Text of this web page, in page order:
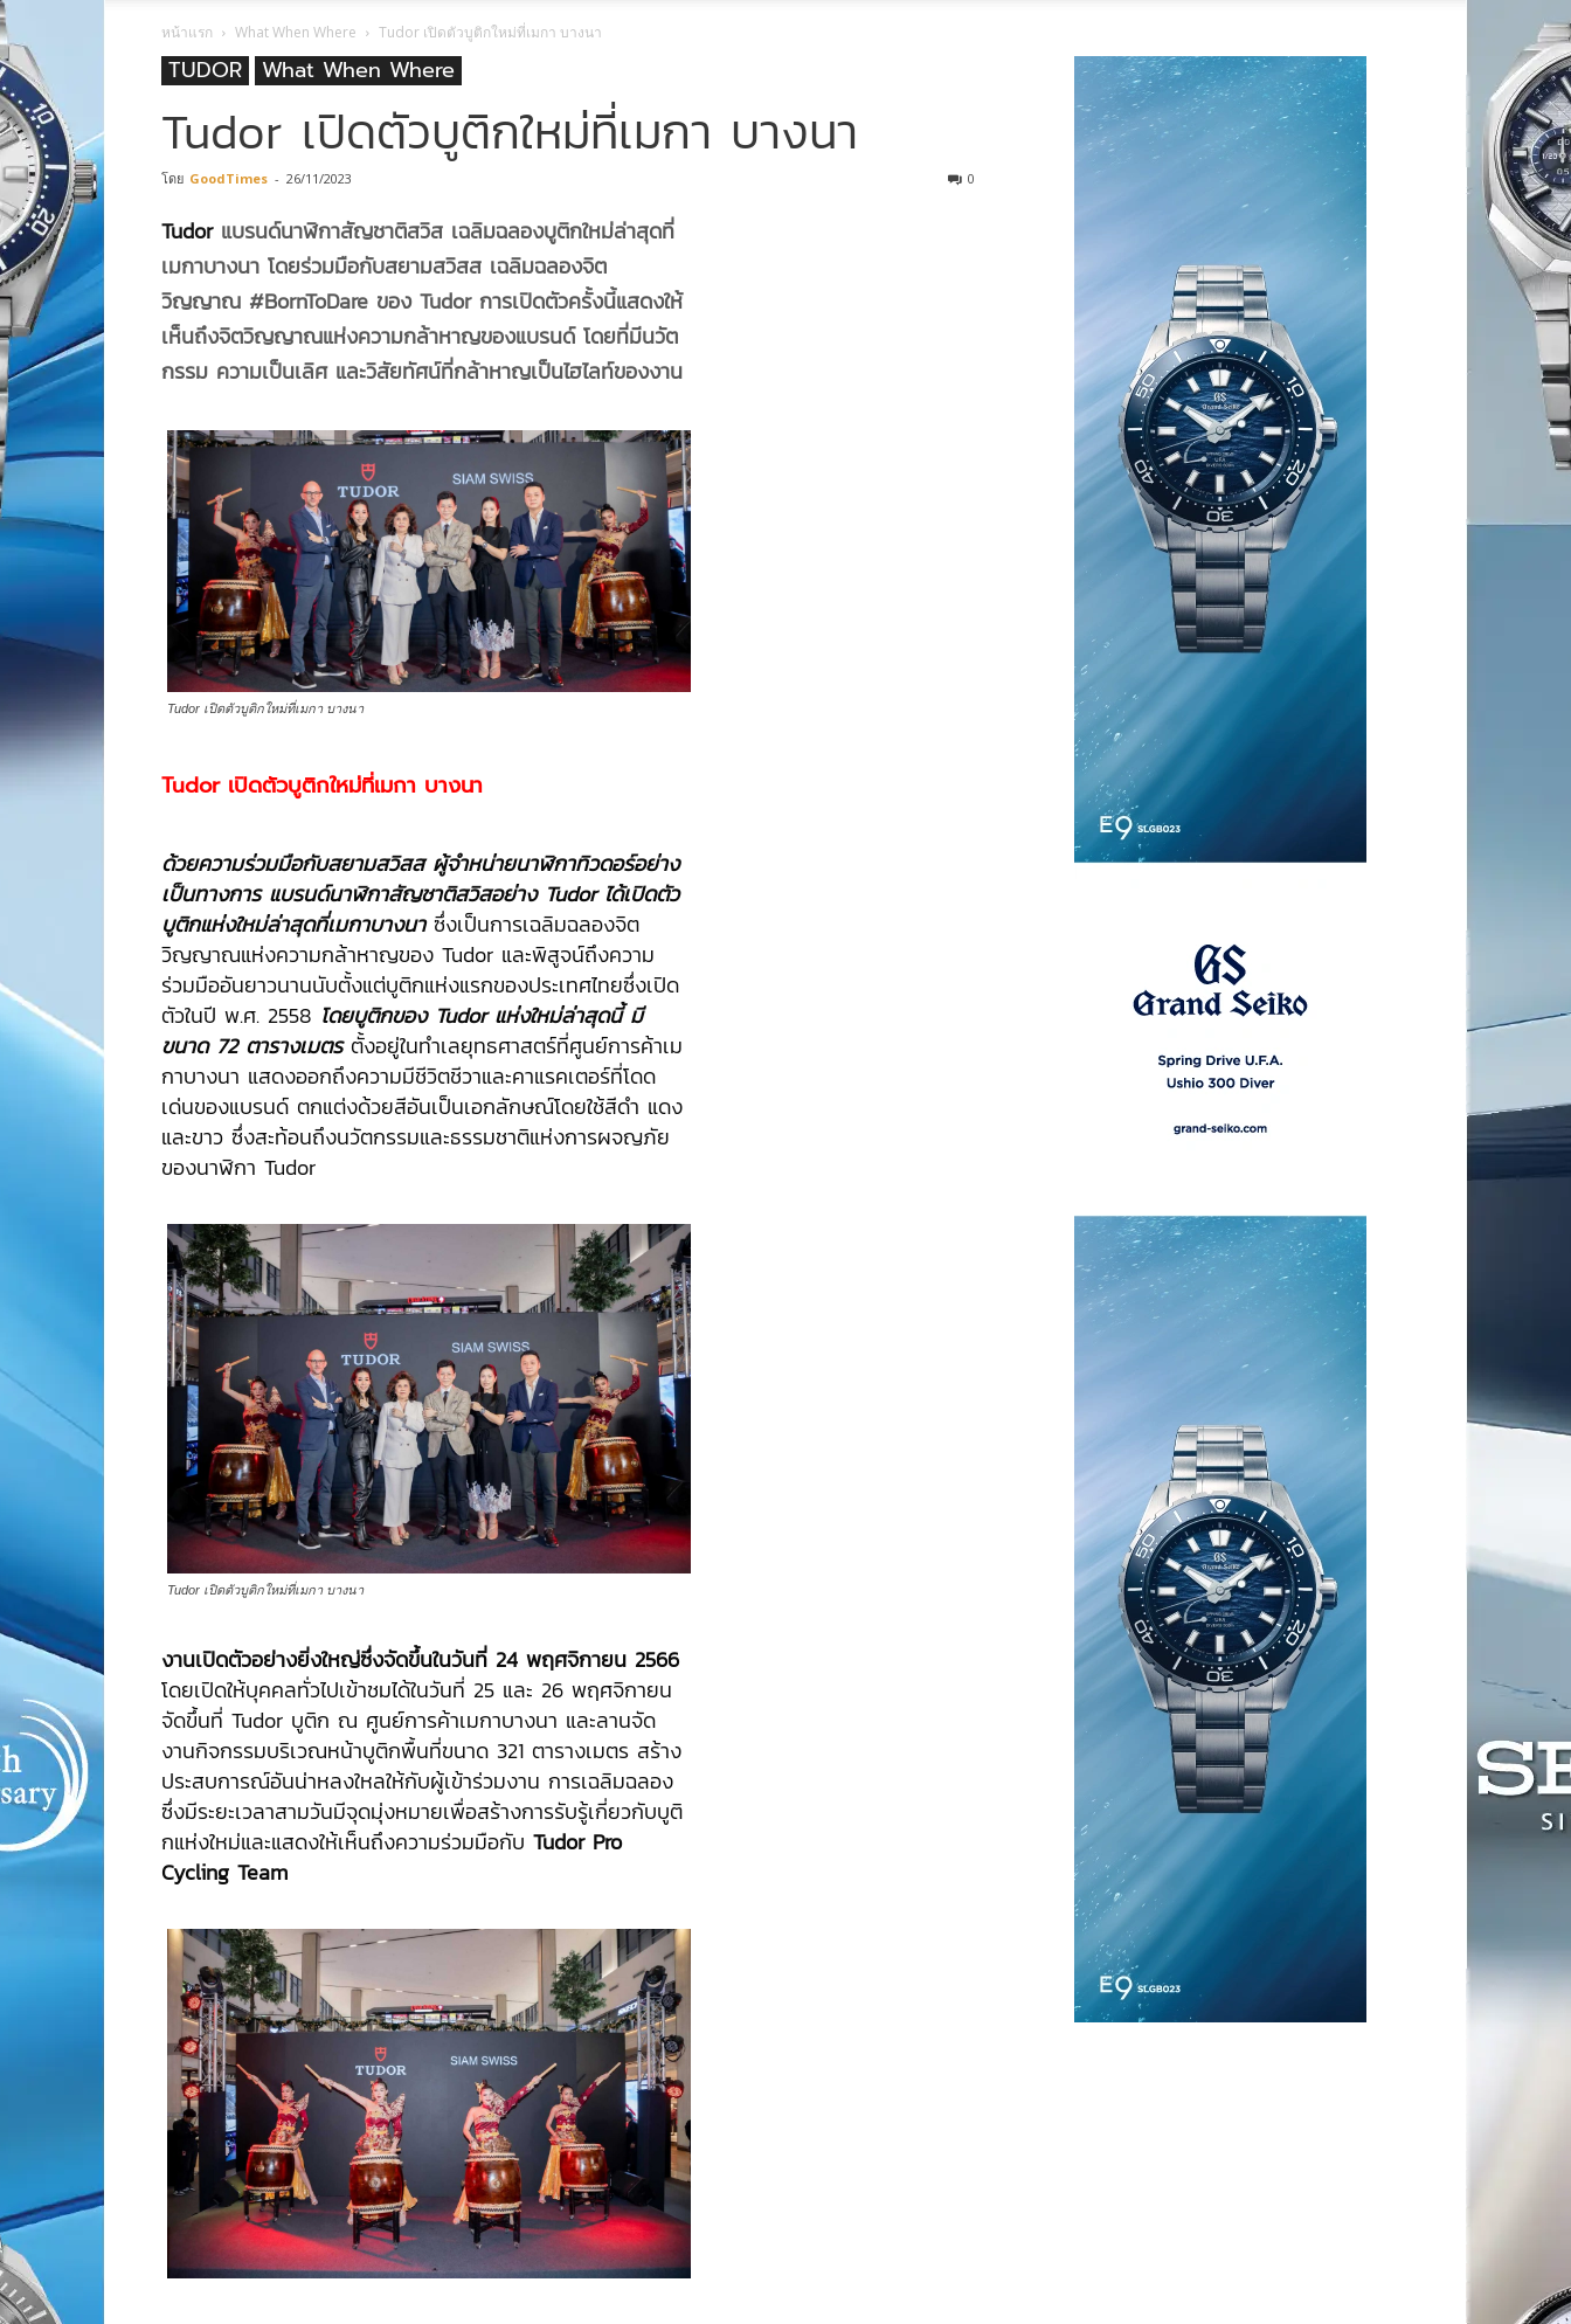
หน้าแรก What When Where Tudor เปิดตัวบูติกใหม่ที่เมกา บางนา
TUDOR What When Where
Tudor เปิดตัวบูติกใหม่ที่เมกา บางนา
โดย GoodTimes - 26/11/2023 0
Tudorแบรนด์นาฬิกาสัญชาติสวิส เฉลิมฉลองบูติกใหม่ล่าสุดที่
เมกาบางนา โดยร่วมมือกับสยามสวิสส เฉลิมฉลองจิต
วิญญาณ #BornToDare ของ Tudorการเปิดตัวครั้งนี้แสดงให้
เห็นถึงจิตวิญญาณแห่งความกล้าหาญของแบรนด์ โดยที่มีนวัต
กรรม ความเป็นเลิศ และวิสัยทัศน์ที่กล้าหาญเป็นไฮไลท์ของงาน
Tudor เปิดตัวบูติกใหม่ที่เมกา บางนา
Tudor เปิดตัวบูติกใหม่ที่เมกา บางนา
ด้วยความร่วมมือกับสยามสวิสส ผู้จำหน่ายนาฬิกาทิวดอร์อย่าง
เป็นทางการ แบรนด์นาฬิกาสัญชาติสวิสอย่าง Tudor ได้เปิดตัว
บูติกแห่งใหม่ล่าสุดที่เมกาบางนาซึ่งเป็นการเฉลิมฉลองจิต
วิญญาณแห่งความกล้าหาญของ Tudor และพิสูจน์ถึงความ
ร่วมมืออันยาวนานนับตั้งแต่บูติกแห่งแรกของประเทศไทยซึ่งเปิด
ตัวในปี พ.ศ. 2558 โดยบูติกของ Tudor แห่งใหม่ล่าสุดนี้ มี
ขนาด 72 ตารางเมตรตั้งอยู่ในทำเลยุทธศาสตร์ที่ศูนย์การค้าเม
กาบางนา แสดงออกถึงความมีชีวิตชีวาและคาแรคเตอร์ที่โดด
เด่นของแบรนด์ ตกแต่งด้วยสีอันเป็นเอกลักษณ์โดยใช้สีดำ แดง
และขาว ซึ่งสะท้อนถึงนวัตกรรมและธรรมชาติแห่งการผจญภัย
ของนาฬิกา Tudor
Tudor เปิดตัวบูติกใหม่ที่เมกา บางนา
งานเปิดตัวอย่างยิ่งใหญ่ซึ่งจัดขึ้นในวันที่ 24 พฤศจิกายน 2566
โดยเปิดให้บุคคลทั่วไปเข้าชมได้ในวันที่ 25 และ 26 พฤศจิกายน
จัดขึ้นที่ Tudor บูติก ณ ศูนย์การค้าเมกาบางนา และลานจัด
งานกิจกรรมบริเวณหน้าบูติกพื้นที่ขนาด 321 ตารางเมตร สร้าง
ประสบการณ์อันน่าหลงใหลให้กับผู้เข้าร่วมงาน การเฉลิมฉลอง
ซึ่งมีระยะเวลาสามวันมีจุดมุ่งหมายเพื่อสร้างการรับรู้เกี่ยวกับบูติ
กแห่งใหม่และแสดงให้เห็นถึงความร่วมมือกับ Tudor Pro
Cycling Team